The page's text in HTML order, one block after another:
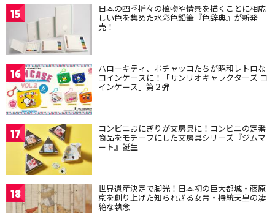
15 日本の四季折々の植物や情景を描くことに相応
しい色を集めた水彩色鉛筆『色辞典』が新発
売！
16 ハローキティ、ポチャッコたちが昭和レトロな
コインケースに！「サンリオキャラクターズ コ
インケース」第２弾
17 コンビニおにぎりが文房具に！コンビニの定番
商品をモチーフにした文房具シリーズ『ジムマ
ート』誕生
18 世界遺産決定で脚光！日本初の巨大都城・藤原
京を創り上げた知られざる女帝・持統天皇の凄
絶な執念